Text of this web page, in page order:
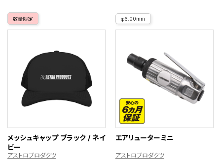
数量限定
メッシュキャップ ブラック / ネイ
ビー
アストロプロダクツ
φ6.00mm
エアリューターミニ
アストロプロダクツ